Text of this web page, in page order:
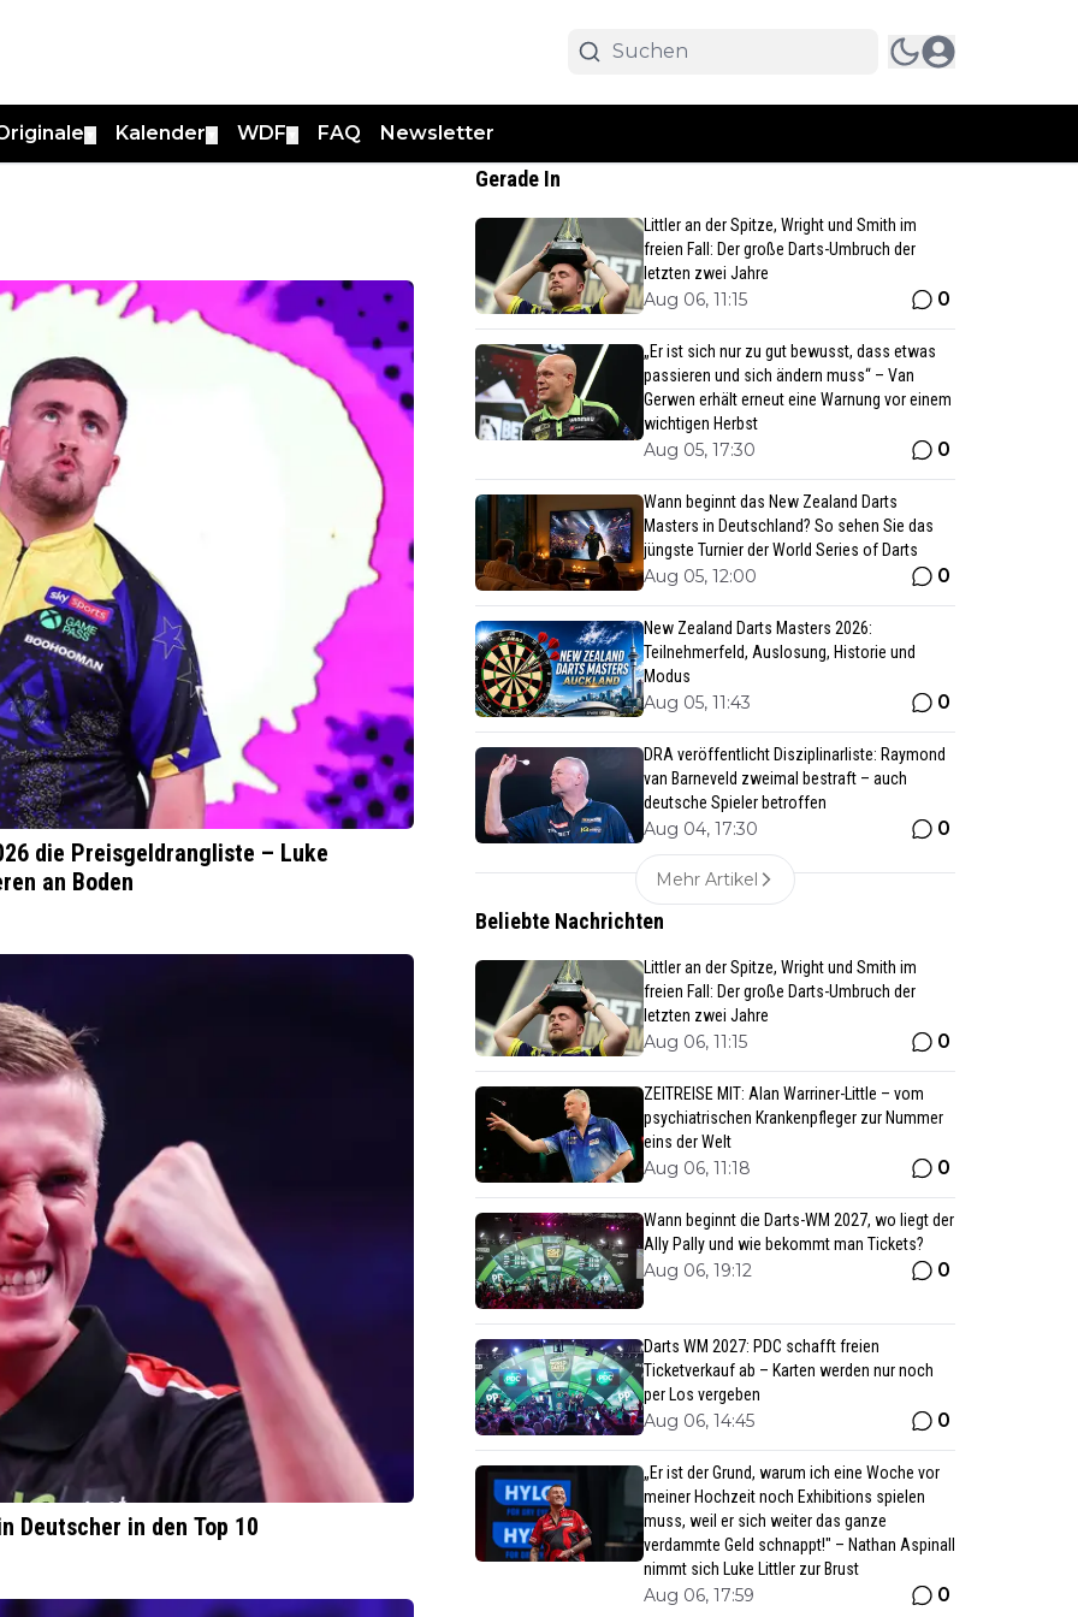
Kalender WDF FAQ Newsletter
die Preisgeldrangliste – Luke
an Boden
Deutscher in den Top 10
Gerade In
Littler an der Spitze, Wright und Smith im
freien Fall: Der große Darts-Umbruch der
letzten zwei Jahre
Aug 06, 11:15 0
„Er ist sich nur zu gut bewusst, dass etwas
passieren und sich ändern muss“ – Van
Gerwen erhält erneut eine Warnung vor einem
wichtigen Herbst
Aug 05, 17:30 0
Wann beginnt das New Zealand Darts
Masters in Deutschland? So sehen Sie das
jüngste Turnier der World Series of Darts
Aug 05, 12:00 0
New Zealand Darts Masters 2026:
Teilnehmerfeld, Auslosung, Historie und
Modus
Aug 05, 11:43 0
DRA veröffentlicht Disziplinarliste: Raymond
van Barneveld zweimal bestraft – auch
deutsche Spieler betroffen
Aug 04, 17:30 0
Mehr Artikel
Beliebte Nachrichten
Littler an der Spitze, Wright und Smith im
freien Fall: Der große Darts-Umbruch der
letzten zwei Jahre
Aug 06, 11:15 0
ZEITREISE MIT: Alan Warriner-Little – vom
psychiatrischen Krankenpfleger zur Nummer
eins der Welt
Aug 06, 11:18 0
Wann beginnt die Darts-WM 2027, wo liegt der
Ally Pally und wie bekommt man Tickets?
Aug 06, 19:12 0
Darts WM 2027: PDC schafft freien
Ticketverkauf ab – Karten werden nur noch
per Los vergeben
Aug 06, 14:45 0
„Er ist der Grund, warum ich eine Woche vor
meiner Hochzeit noch Exhibitions spielen
muss, weil er sich weiter das ganze
verdammte Geld schnappt!" – Nathan Aspinall
nimmt sich Luke Littler zur Brust
Aug 06, 17:59 0